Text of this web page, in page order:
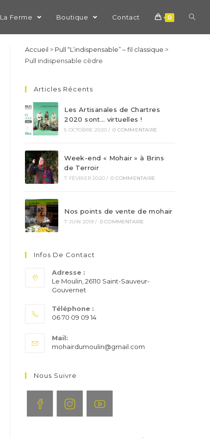
La Ferme Boutique Contact 0
Accueil > Pull “L’indispensable” – fil classique >
Pull indispensable cèdre
Articles Récents
Les Artisanales de Chartres
2020 sont… virtuelles !
5 OCTOBRE 2020 / 0 COMMENTAIRE
Week-end « Mohair » à Brins
de Terroir
7 FÉVRIER 2020 / 0 COMMENTAIRE
Nos points de vente de mohair
7 JUIN 2019 / 0 COMMENTAIRE
Infos De Contact
Adresse :
Le Moulin, 26110 Saint-Sauveur-
Gouvernet
Téléphone :
06 70 09 09 14
dans
votre
Mail:
mohairdumoulin@gmail.com
Nous Suivre